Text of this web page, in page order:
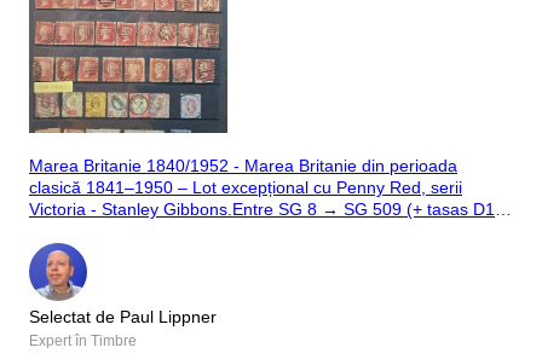
Marea Britanie 1840/1952 - Marea Britanie din perioada
clasică 1841–1950 – Lot excepțional cu Penny Red, serii
Victoria - Stanley Gibbons.Entre SG 8 → SG 509 (+ tasas D1–
Selectat de Paul Lippner
Expert în Timbre